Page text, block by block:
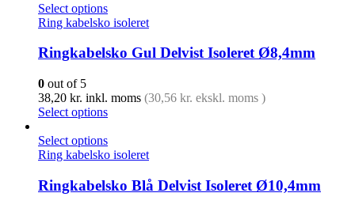
Select options
Ring kabelsko isoleret
Ringkabelsko Gul Delvist Isoleret Ø8,4mm
0 out of 5
38,20 kr. inkl. moms (30,56 kr. ekskl. moms )
Select options
Select options
Ring kabelsko isoleret
Ringkabelsko Blå Delvist Isoleret Ø10,4mm